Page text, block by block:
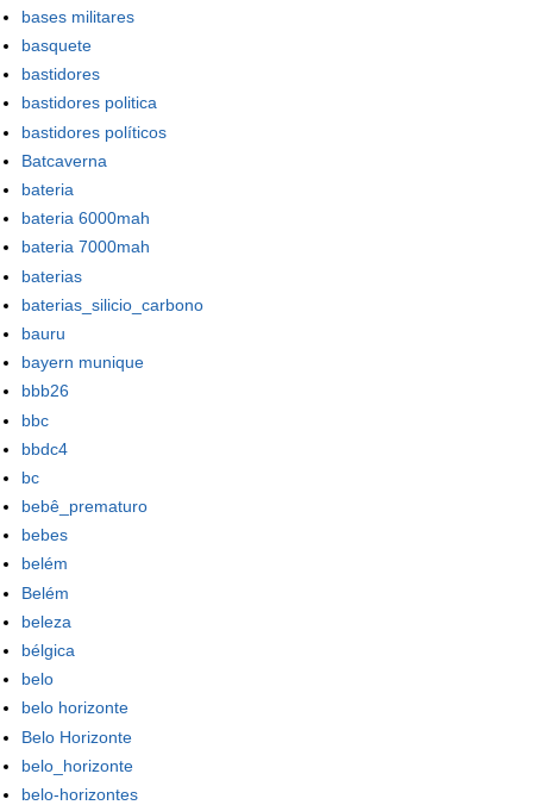
bases militares
basquete
bastidores
bastidores politica
bastidores políticos
Batcaverna
bateria
bateria 6000mah
bateria 7000mah
baterias
baterias_silicio_carbono
bauru
bayern munique
bbb26
bbc
bbdc4
bc
bebê_prematuro
bebes
belém
Belém
beleza
bélgica
belo
belo horizonte
Belo Horizonte
belo_horizonte
belo-horizontes